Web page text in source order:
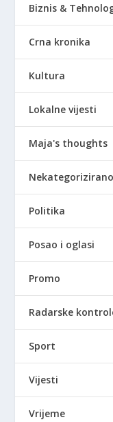
Biznis &
Crna kronika
Kultura
Lokalne vijesti
Maja's thoughts
Nekategorizirano
Politika
Posao i oglasi
Promo
Radarske
Sport
Vijesti
Vrijeme